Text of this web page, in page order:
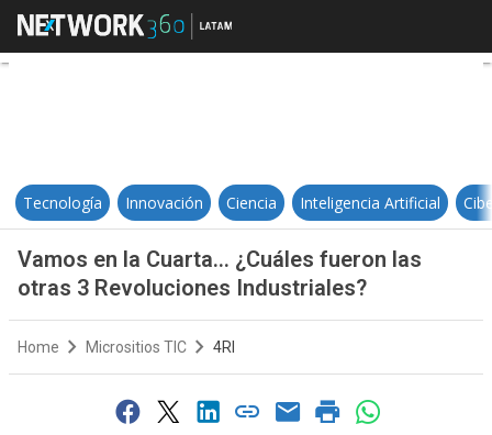
Vamos en la Cuarta… ¿Cuáles
Tecnología Innovación Ciencia Inteligencia Artificial
Vamos en la Cuarta… ¿Cuáles fueron las
otras 3 Revoluciones Industriales?
Home Micrositios TIC 4RI